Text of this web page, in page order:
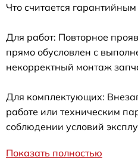
Что считается
Для работ: Повторное
прямо обусловлен с
некорректный монтаж
Для комплектующих:
работе или техническим
соблюдении условий
Показать полностью